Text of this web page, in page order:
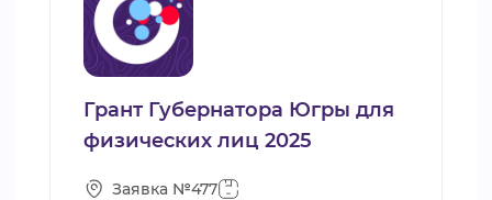
Грант Губернатора Югры для
физических лиц 2025
Заявка №477